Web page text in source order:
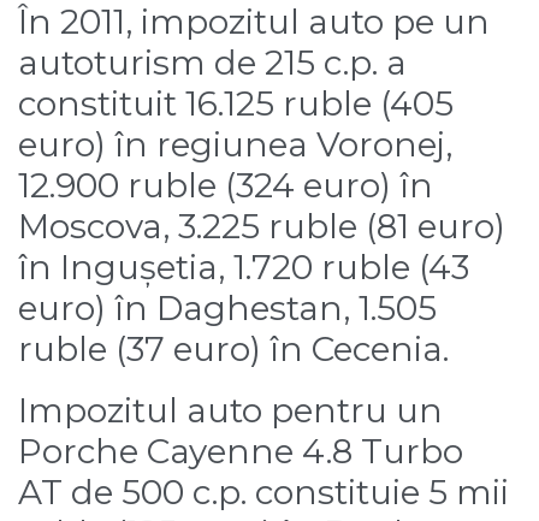
În 2011, impozitul auto pe un
autoturism de 215 c.p. a
constituit 16.125 ruble (405
euro) în regiunea Voronej,
12.900 ruble (324 euro) în
Moscova, 3.225 ruble (81 euro)
în Ingușetia, 1.720 ruble (43
euro) în Daghestan, 1.505
ruble (37 euro) în Cecenia.
Impozitul auto pentru un
Porche Cayenne 4.8 Turbo
AT de 500 c.p. constituie 5 mii